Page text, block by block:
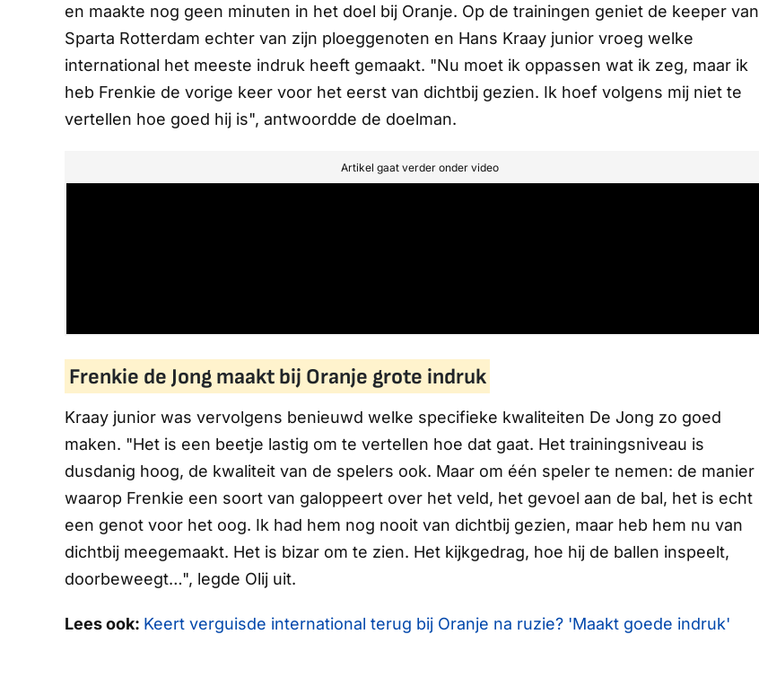
en maakte nog geen minuten in het doel bij Oranje. Op de trainingen geniet de keeper van
Sparta Rotterdam echter van zijn ploeggenoten en Hans Kraay junior vroeg welke
international het meeste indruk heeft gemaakt. "Nu moet ik oppassen wat ik zeg, maar ik
heb Frenkie de vorige keer voor het eerst van dichtbij gezien. Ik hoef volgens mij niet te
vertellen hoe goed hij is", antwoordde de doelman.
Artikel gaat verder onder video
Frenkie de Jong maakt bij Oranje grote indruk
Kraay junior was vervolgens benieuwd welke specifieke kwaliteiten De Jong zo goed
maken. "Het is een beetje lastig om te vertellen hoe dat gaat. Het trainingsniveau is
dusdanig hoog, de kwaliteit van de spelers ook. Maar om één speler te nemen: de manier
waarop Frenkie een soort van galoppeert over het veld, het gevoel aan de bal, het is echt
een genot voor het oog. Ik had hem nog nooit van dichtbij gezien, maar heb hem nu van
dichtbij meegemaakt. Het is bizar om te zien. Het kijkgedrag, hoe hij de ballen inspeelt,
doorbeweegt…", legde Olij uit.
Lees ook: Keert verguisde international terug bij Oranje na ruzie? 'Maakt goede indruk'